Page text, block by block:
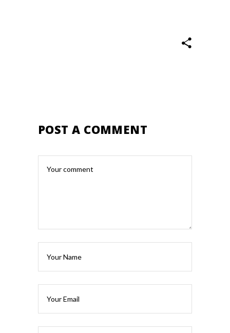
POST A COMMENT